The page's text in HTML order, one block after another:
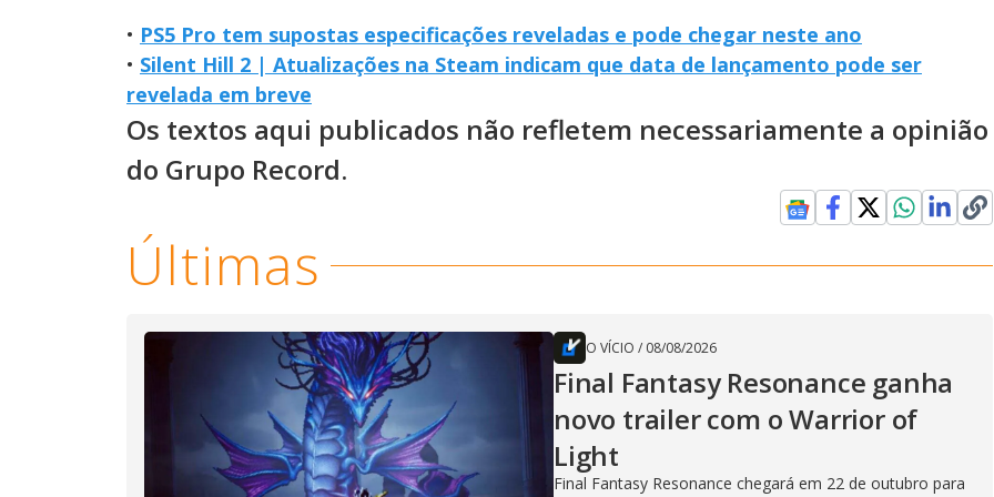
• PS5 Pro tem supostas especificações reveladas e pode chegar neste ano
• Silent Hill 2 | Atualizações na Steam indicam que data de lançamento pode ser
revelada em breve
Os textos aqui publicados não refletem necessariamente a opinião
do Grupo Record.
Últimas
O VÍCIO / 08/08/2026
Final Fantasy Resonance ganha
novo trailer com o Warrior of
Light
Final Fantasy Resonance chegará em 22 de outubro para